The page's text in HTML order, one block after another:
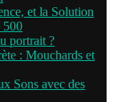
et la Solution
500
portrait ?
: Mouchards et
Sons avec des